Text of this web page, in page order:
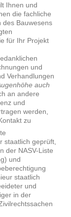
Ihnen und
die fachliche
des Bauwesens
für Ihr Projekt
und
Verhandlungen
auch
an andere
und
werden,
zu
staatlich geprüft,
der NASV-Liste
und
staatlich
und
in der